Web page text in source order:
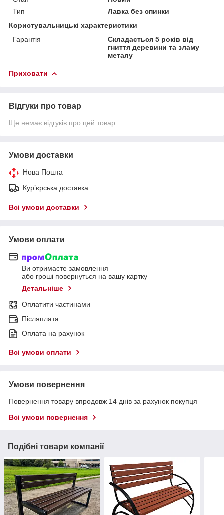
Тип
Лавка без спинки
Користувальницькі характеристики
Гарантія
Складається 5 років від
гниття деревини та зламу
металу
Приховати
Відгуки про товар
Ще немає відгуків про цей товар
Умови доставки
Нова Пошта
Кур’єрська доставка
Всі умови доставки
Умови оплати
Ви отримаєте замовлення
або гроші повернуться на вашу картку
Детальніше
Оплатити частинами
Післяплата
Оплата на рахунок
Всі умови оплати
Умови повернення
Повернення товару впродовж 14 днів за рахунок покупця
Всі умови повернення
Подібні товари компанії